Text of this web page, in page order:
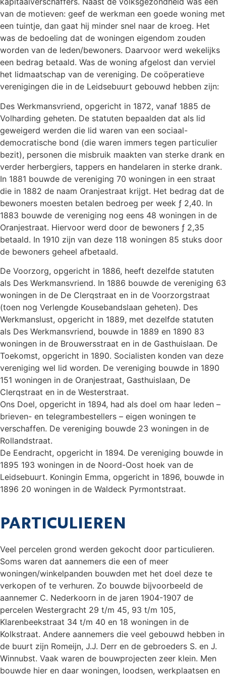
van de motieven: geef de werkman een goede woning met
een tuintje, dan gaat hij minder snel naar de kroeg. Het
was de bedoeling dat de woningen eigendom zouden
worden van de leden/bewoners. Daarvoor werd wekelijks
een bedrag betaald. Was de woning afgelost dan verviel
het lidmaatschap van de vereniging. De coöperatieve
verenigingen die in de Leidsebuurt gebouwd hebben zijn:
Des Werkmansvriend, opgericht in 1872, vanaf 1885 de
Volharding geheten. De statuten bepaalden dat als lid
geweigerd werden die lid waren van een sociaal-
democratische bond (die waren immers tegen particulier
bezit), personen die misbruik maakten van sterke drank en
verder herbergiers, tappers en handelaren in sterke drank.
In 1881 bouwde de vereniging 70 woningen in een straat
die in 1882 de naam Oranjestraat krijgt. Het bedrag dat de
bewoners moesten betalen bedroeg per week ƒ 2,40. In
1883 bouwde de vereniging nog eens 48 woningen in de
Oranjestraat. Hiervoor werd door de bewoners ƒ 2,35
betaald. In 1910 zijn van deze 118 woningen 85 stuks door
de bewoners geheel afbetaald.
De Voorzorg, opgericht in 1886, heeft dezelfde statuten
als Des Werkmansvriend. In 1886 bouwde de vereniging 63
woningen in de De Clerqstraat en in de Voorzorgstraat
(toen nog Verlengde Kousebandslaan geheten). Des
Werkmanslust, opgericht in 1889, met dezelfde statuten
als Des Werkmansvriend, bouwde in 1889 en 1890 83
woningen in de Brouwersstraat en in de Gasthuislaan. De
Toekomst, opgericht in 1890. Socialisten konden van deze
vereniging wel lid worden. De vereniging bouwde in 1890
151 woningen in de Oranjestraat, Gasthuislaan, De
Clerqstraat en in de Westerstraat.
Ons Doel, opgericht in 1894, had als doel om haar leden –
brieven- en telegrambestellers – eigen woningen te
verschaffen. De vereniging bouwde 23 woningen in de
Rollandstraat.
De Eendracht, opgericht in 1894. De vereniging bouwde in
1895 193 woningen in de Noord-Oost hoek van de
Leidsebuurt. Koningin Emma, opgericht in 1896, bouwde in
1896 20 woningen in de Waldeck Pyrmontstraat.
PARTICULIEREN
Veel percelen grond werden gekocht door particulieren.
Soms waren dat aannemers die een of meer
woningen/winkelpanden bouwden met het doel deze te
verkopen of te verhuren. Zo bouwde bijvoorbeeld de
aannemer C. Nederkoorn in de jaren 1904-1907 de
percelen Westergracht 29 t/m 45, 93 t/m 105,
Klarenbeekstraat 34 t/m 40 en 18 woningen in de
Kolkstraat. Andere aannemers die veel gebouwd hebben in
de buurt zijn Romeijn, J.J. Derr en de gebroeders S. en J.
Winnubst. Vaak waren de bouwprojecten zeer klein. Men
bouwde hier en daar woningen, loodsen, werkplaatsen en